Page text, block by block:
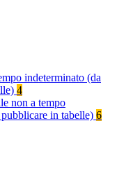
indeterminato (da
4
non a tempo
in tabelle) 6